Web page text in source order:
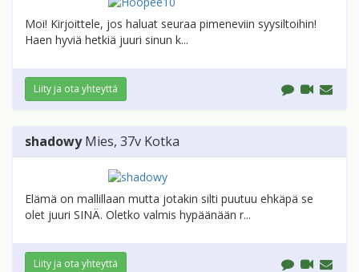
Moi! Kirjoittele, jos haluat seuraa pimeneviin syysiltoihin!
Haen hyviä hetkiä juuri sinun k...
Liity ja ota yhteyttä
shadowy Mies, 37v Kotka
Elämä on mallillaan mutta jotakin silti puutuu ehkäpä se
olet juuri SINÄ. Oletko valmis hypäänään r...
Liity ja ota yhteyttä